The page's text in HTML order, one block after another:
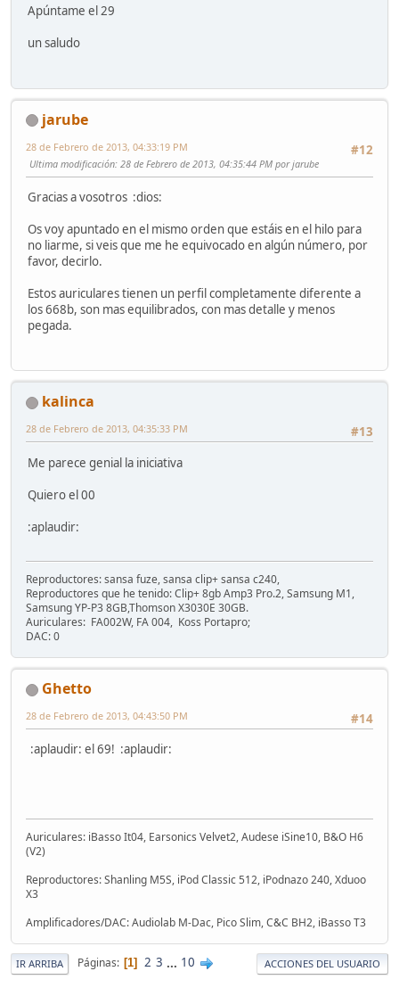
Apúntame el 29
un saludo
jarube
#12
28 de Febrero de 2013, 04:33:19 PM
Ultima modificación: 28 de Febrero de 2013, 04:35:44 PM por jarube
Gracias a vosotros :dios:
Os voy apuntado en el mismo orden que estáis en el hilo para
no liarme, si veis que me he equivocado en algún número, por
favor, decirlo.
Estos auriculares tienen un perfil completamente diferente a
los 668b, son mas equilibrados, con mas detalle y menos
pegada.
kalinca
#13
28 de Febrero de 2013, 04:35:33 PM
Me parece genial la iniciativa
Quiero el 00
:aplaudir:
Reproductores: sansa fuze, sansa clip+ sansa c240,
Reproductores que he tenido: Clip+ 8gb Amp3 Pro.2, Samsung M1,
Samsung YP-P3 8GB,Thomson X3030E 30GB.
Auriculares: FA002W, FA 004, Koss Portapro;
DAC: 0
Ghetto
#14
28 de Febrero de 2013, 04:43:50 PM
:aplaudir: el 69! :aplaudir:
Auriculares: iBasso It04, Earsonics Velvet2, Audese iSine10, B&O H6
(V2)
Reproductores: Shanling M5S, iPod Classic 512, iPodnazo 240, Xduoo
X3
Amplificadores/DAC: Audiolab M-Dac, Pico Slim, C&C BH2, iBasso T3
IR ARRIBA Páginas 1 2 3 ... 10 ACCIONES DEL USUARIO